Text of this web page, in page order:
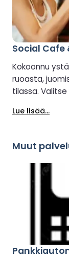
Social Cafe
Kokoonnu
ruoasta,
tilassa.
merinäköala.
jakaa
Lue lisää...
Muut